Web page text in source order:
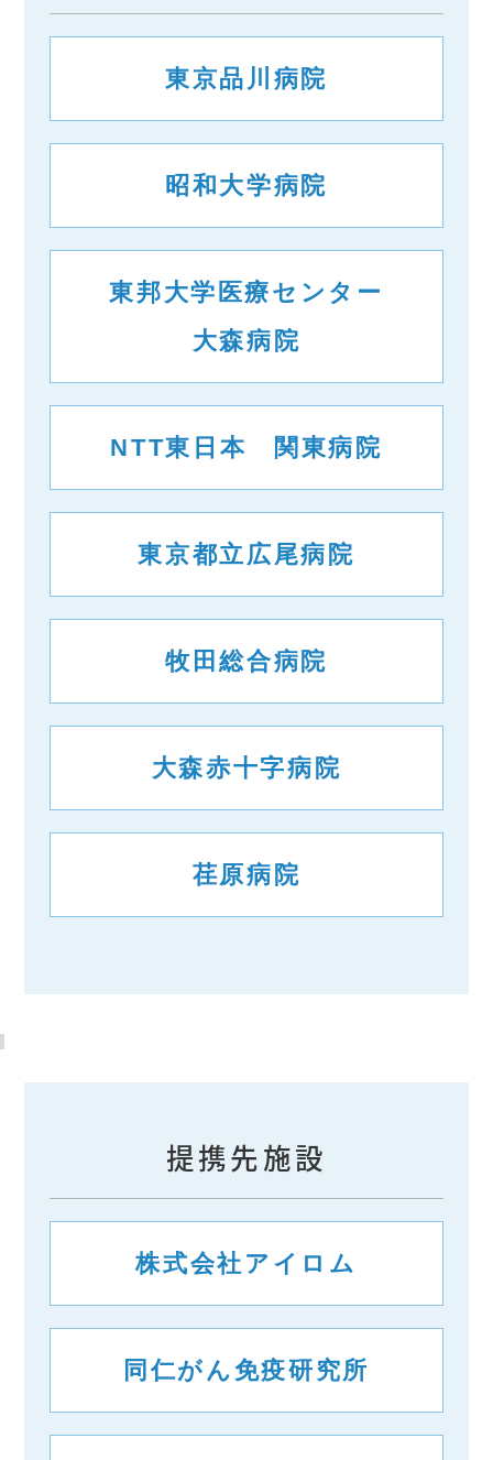
東京品川病院
昭和大学病院
東邦大学医療センター
大森病院
NTT東日本 関東病院
東京都立広尾病院
牧田総合病院
大森赤十字病院
荏原病院
提携先施設
株式会社アイロム
同仁がん免疫研究所